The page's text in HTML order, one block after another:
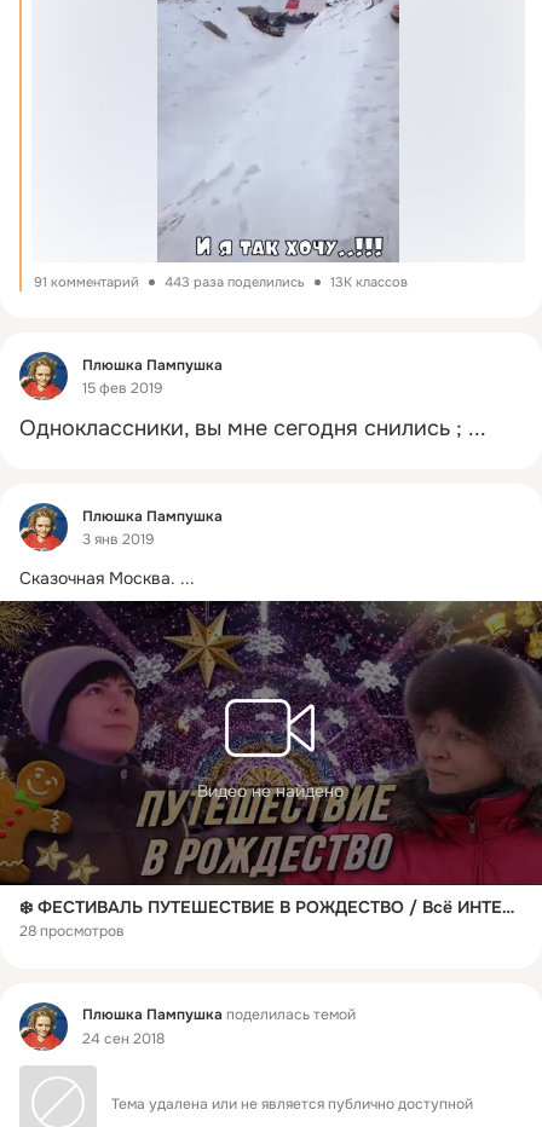
91 комментарий 443 раза поделились 13K классов
Фид
Плюшка Пампушка
15 фев 2019
Одноклассники, вы мне сегодня снились ; ...
Фид
Плюшка Пампушка
3 янв 2019
Сказочная Москва. ...
Видео не найдено
❄️ ФЕСТИВАЛЬ ПУТЕШЕСТВИЕ В РОЖДЕСТВО / Всё ИНТЕРЕСНОЕ и ЛУЧШЕЕ / МОСКВА / JOURNEY to CHRISTMAS ❄️
28 просмотров
Фид Плюшка Пампушка поделилась темой
24 сен 2018
Тема удалена или не является публично доступной